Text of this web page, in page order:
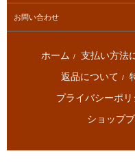
お問い合わせ
ホーム / 支払い方法
返品について /
プライバシーポリ
ショップ